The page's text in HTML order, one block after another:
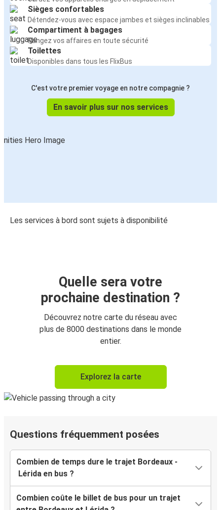
Sièges confortables
Détendez-vous avec espace jambes et sièges inclinables
Compartiment à bagages
Rangez vos affaires en toute sécurité
Toilettes
Disponibles dans tous les FlixBus
C'est votre premier voyage en notre compagnie ?
En savoir plus sur nos services
Les services à bord sont sujets à disponibilité
Quelle sera votre
prochaine destination ?
Découvrez notre carte du réseau avec
plus de 8000 destinations dans le monde
entier.
Explorez la carte
Questions fréquemment posées
Combien de temps dure le trajet Bordeaux -
Lérida en bus ?
Combien coûte le billet de bus pour un trajet